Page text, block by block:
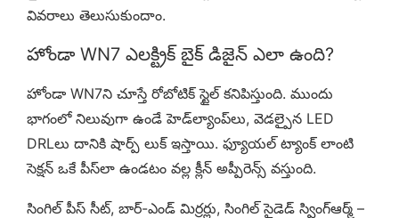
వివరాలు తెలుసుకుందాం.
హోండా WN7 ఎలక్ట్రిక్ బైక్ డిజైన్ ఎలా ఉంది?
హోండా WN7ని చూస్తే రోబోటిక్ స్టైల్ కనిపిస్తుంది. ముందు
భాగంలో నిలువుగా ఉండే హెడ్‌ల్యాంప్‌లు, వెడల్పైన LED
DRLలు దానికి షార్ప్ లుక్ ఇస్తాయి. ఫ్యూయల్ ట్యాంక్ లాంటి
సెక్షన్ ఒకే పీస్‌లా ఉండటం వల్ల క్లీన్ అప్పీరెన్స్ వస్తుంది.
సింగిల్ పీస్ సీట్, బార్-ఎండ్ మిర్రర్లు, సింగిల్ సైడెడ్ స్వింగ్‌ఆర్మ్ –